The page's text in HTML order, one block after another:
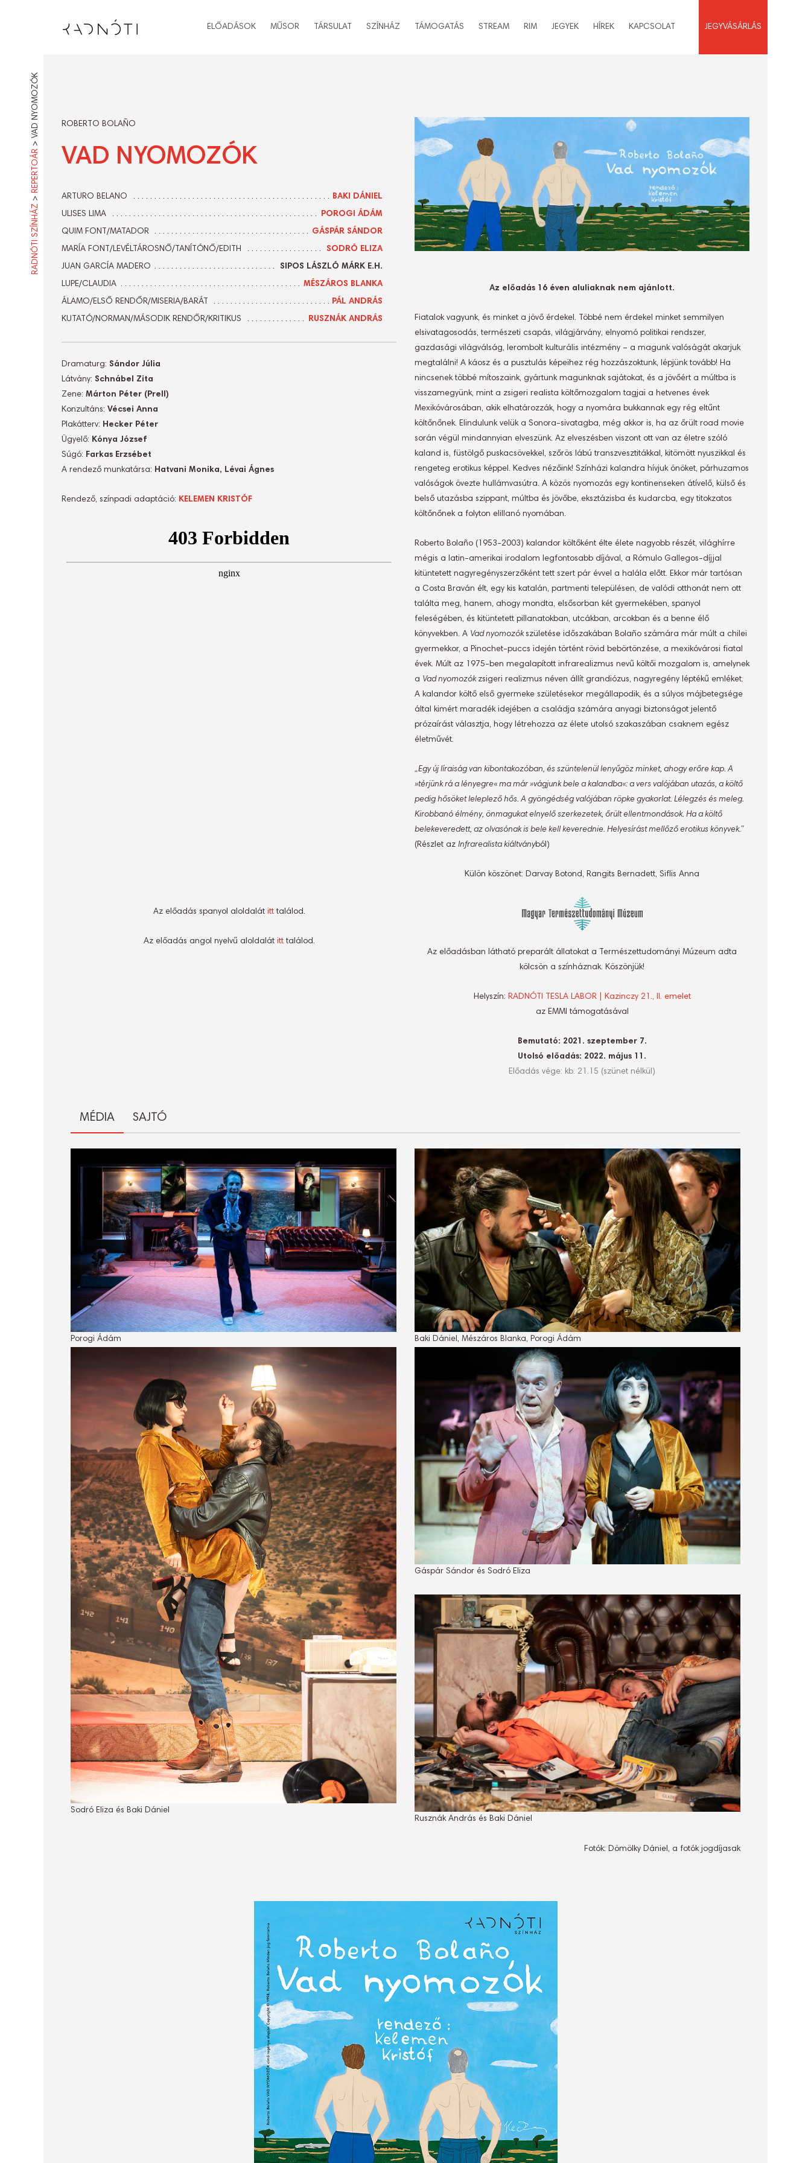
ELŐADÁSOK MŰSOR TÁRSULAT SZÍNHÁZ TÁMOGATÁS STREAM RIM JEGYEK HÍREK KAPCSOLAT JEGYVÁSÁRLÁS
RADNÓTI SZÍNHÁZ
>
REPERTOÁR
>
VAD NYOMOZÓK ROBERTO BOLAÑO
VAD NYOMOZÓK
ARTURO BELANO BAKI DÁNIEL
ULISES LIMA POROGI ÁDÁM
QUIM FONT/MATADOR GÁSPÁR SÁNDOR
MARÍA FONT/LEVÉLTÁROSNŐ/TANÍTÓNŐ/EDITH SODRÓ ELIZA
JUAN GARCÍA MADERO SIPOS LÁSZLÓ MÁRK E.H.
LUPE/CLAUDIA MÉSZÁROS BLANKA
ÁLAMO/ELSŐ RENDŐR/MISERIA/BARÁT PÁL ANDRÁS
KUTATÓ/NORMAN/MÁSODIK RENDŐR/KRITIKUS RUSZNÁK ANDRÁS
Dramaturg: Sándor Júlia
Látvány: Schnábel Zita
Zene: Márton Péter (Prell)
Konzultáns: Vécsei Anna
Plakátterv: Hecker Péter
Ügyelő: Kónya József
Súgó: Farkas Erzsébet
A rendező munkatársa: Hatvani Monika, Lévai Ágnes
Rendező, színpadi adaptáció: KELEMEN KRISTÓF
Az előadás spanyol aloldalát itttalálod.
Az előadás angol nyelvű aloldalát itttalálod.
Az előadás 16 éven aluliaknak nem ajánlott.
Fiatalok vagyunk, és minket a jövő érdekel. Többé nem érdekel minket semmilyen
elsivatagosodás, természeti csapás, világjárvány, elnyomó politikai rendszer,
gazdasági világválság, lerombolt kulturális intézmény – a magunk valóságát akarjuk
megtalálni! A káosz és a pusztulás képeihez rég hozzászoktunk, lépjünk tovább! Ha
nincsenek többé mítoszaink, gyártunk magunknak sajátokat, és a jövőért a múltba is
visszamegyünk, mint a zsigeri realista költőmozgalom tagjai a hetvenes évek
Mexikóvárosában, akik elhatározzák, hogy a nyomára bukkannak egy rég eltűnt
költőnőnek. Elindulunk velük a Sonora-sivatagba, még akkor is, ha az őrült road movie
során végül mindannyian elveszünk. Az elveszésben viszont ott van az életre szóló
kaland is, füstölgő puskacsövekkel, szőrös lábú transzvesztitákkal, kitömött nyuszikkal és
rengeteg erotikus képpel. Kedves nézőink! Színházi kalandra hívjuk önöket, párhuzamos
valóságok övezte hullámvasútra. A közös nyomozás egy kontinenseken átívelő, külső és
belső utazásba szippant, múltba és jövőbe, eksztázisba és kudarcba, egy titokzatos
költőnőnek a folyton elillanó nyomában.
Roberto Bolaño (1953-2003) kalandor költőként élte élete nagyobb részét, világhírre
mégis a latin-amerikai irodalom legfontosabb díjával, a Rómulo Gallegos-díjjal
kitüntetett nagyregényszerzőként tett szert pár évvel a halála előtt. Ekkor már tartósan
a Costa Braván élt, egy kis katalán, partmenti településen, de valódi otthonát nem ott
találta meg, hanem, ahogy mondta, elsősorban két gyermekében, spanyol
feleségében, és kitüntetett pillanatokban, utcákban, arcokban és a benne élő
könyvekben. A Vad nyomozókszületése időszakában Bolaño számára már múlt a chilei
gyermekkor, a Pinochet-puccs idején történt rövid bebörtönzése, a mexikóvárosi fiatal
évek. Múlt az 1975-ben megalapított infrarealizmus nevű költői mozgalom is, amelynek
a Vad nyomozók zsigeri realizmus néven állít grandiózus, nagyregény léptékű emléket.
A kalandor költő első gyermeke születésekor megállapodik, és a súlyos májbetegsége
által kimért maradék idejében a családja számára anyagi biztonságot jelentő
prózaírást választja, hogy létrehozza az élete utolsó szakaszában csaknem egész
életművét.
„Egy új líraiság van kibontakozóban, és szüntelenül lenyűgöz minket, ahogy erőre kap. A
»térjünk rá a lényegre« ma már »vágjunk bele a kalandba«: a vers valójában utazás, a költő
pedig hősöket leleplező hős. A gyöngédség valójában röpke gyakorlat. Lélegzés és meleg.
Kirobbanó élmény, önmagukat elnyelő szerkezetek, őrült ellentmondások. Ha a költő
belekeveredett, az olvasónak is bele kell keverednie. Helyesírást mellőző erotikus könyvek.”
(Részlet az Infrarealista kiáltványból)
Külön köszönet: Darvay Botond, Rangits Bernadett, Siflis Anna
Az előadásban látható preparált állatokat a Természettudományi Múzeum adta
kölcsön a színháznak. Köszönjük!
Helyszín: RADNÓTI TESLA LABOR | Kazinczy 21., II. emelet
az EMMI támogatásával
Bemutató: 2021. szeptember 7.
Utolsó előadás: 2022. május 11.
Előadás vége: kb. 21.15 (szünet nélkül)
MÉDIA SAJTÓ
Porogi Ádám Baki Dániel, Mészáros Blanka, Porogi Ádám
Sodró Eliza és Baki Dániel
Gáspár Sándor és Sodró Eliza
Rusznák András és Baki Dániel
Fotók: Dömölky Dániel, a fotók jogdíjasak